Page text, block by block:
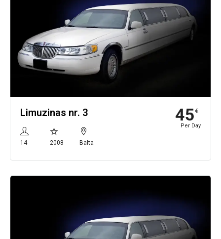
Limuzinas nr. 3
14 2008 Balta
45€
Per Day